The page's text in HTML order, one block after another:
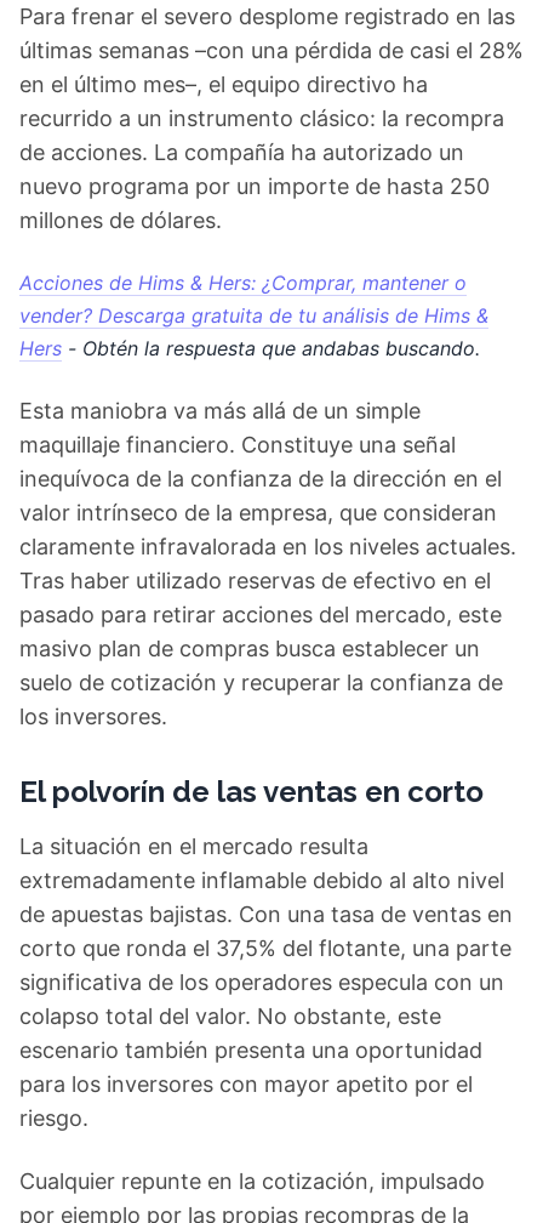
Para frenar el severo desplome registrado en las
últimas semanas –con una pérdida de casi el 28%
en el último mes–, el equipo directivo ha
recurrido a un instrumento clásico: la recompra
de acciones. La compañía ha autorizado un
nuevo programa por un importe de hasta 250
millones de dólares.
Acciones de Hims & Hers: ¿Comprar, mantener o
vender? Descarga gratuita de tu análisis de Hims &
Hers - Obtén la respuesta que andabas buscando.
Esta maniobra va más allá de un simple
maquillaje financiero. Constituye una señal
inequívoca de la confianza de la dirección en el
valor intrínseco de la empresa, que consideran
claramente infravalorada en los niveles actuales.
Tras haber utilizado reservas de efectivo en el
pasado para retirar acciones del mercado, este
masivo plan de compras busca establecer un
suelo de cotización y recuperar la confianza de
los inversores.
El polvorín de las ventas en corto
La situación en el mercado resulta
extremadamente inflamable debido al alto nivel
de apuestas bajistas. Con una tasa de ventas en
corto que ronda el 37,5% del flotante, una parte
significativa de los operadores especula con un
colapso total del valor. No obstante, este
escenario también presenta una oportunidad
para los inversores con mayor apetito por el
riesgo.
Cualquier repunte en la cotización, impulsado
por ejemplo por las propias recompras de la